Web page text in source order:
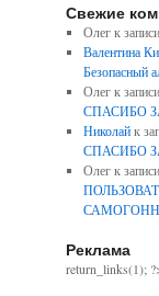
Свежие
Олег к записи
Валентина
Безопасный
Олег к записи
СПАСИБО
Николайк
СПАСИБО
Олег к записи
Реклама
return_links(1);